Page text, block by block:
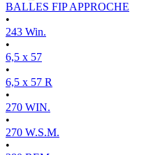
BALLES FIP APPROCHE
•
243 Win.
•
6,5 x 57
•
6,5 x 57 R
•
270 WIN.
•
270 W.S.M.
•